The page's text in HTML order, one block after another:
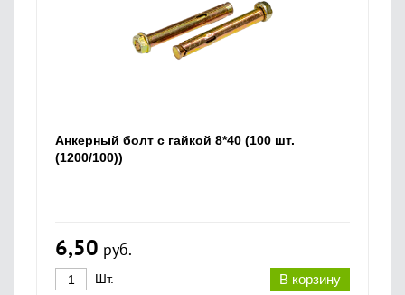
Анкерный болт с гайкой 8*40 (100 шт.
(1200/100))
6,50 руб.
В корзину
Шт.